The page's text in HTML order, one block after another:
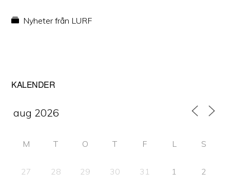
Nyheter från LURF
Primärt
sidofält
KALENDER
M T O T F L S
27 28 29 30 31 1 2